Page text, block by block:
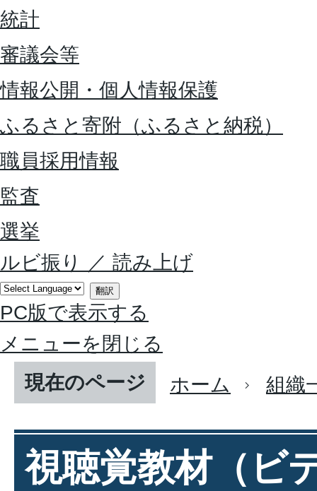
統計
審議会等
情報公開・個人情報保護
ふるさと寄附（ふるさと納税）
職員採用情報
監査
選挙
ルビ振り
／ 読み上げ
翻訳
PC版で表示する
メニューを閉じる
現在のページ
ホーム 組織
視聴覚教材（ビ